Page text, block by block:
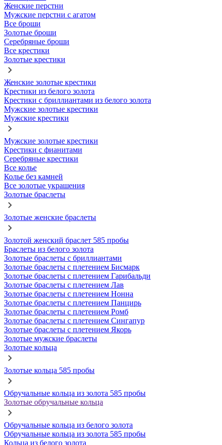
Женские перстни
Мужские перстни с агатом
Все броши
Золотые броши
Серебряные броши
Все крестики
Золотые крестики
Женские золотые крестики
Крестики из белого золота
Крестики с бриллиантами из белого золота
Мужские золотые крестики
Мужские крестики
Мужские золотые крестики
Крестики с фианитами
Серебряные крестики
Все колье
Колье без камней
Все золотые украшения
Золотые браслеты
Золотые женские браслеты
Золотой женский браслет 585 пробы
Браслеты из белого золота
Золотые браслеты с бриллиантами
Золотые браслеты с плетением Бисмарк
Золотые браслеты с плетением Гарибальди
Золотые браслеты с плетением Лав
Золотые браслеты с плетением Нонна
Золотые браслеты с плетением Панцирь
Золотые браслеты с плетением Ромб
Золотые браслеты с плетением Сингапур
Золотые браслеты с плетением Якорь
Золотые мужские браслеты
Золотые кольца
Золотые кольца 585 пробы
Обручальные кольца из золота 585 пробы
Золотые обручальные кольца
Обручальные кольца из белого золота
Обручальные кольца из золота 585 пробы
Кольца из белого золота